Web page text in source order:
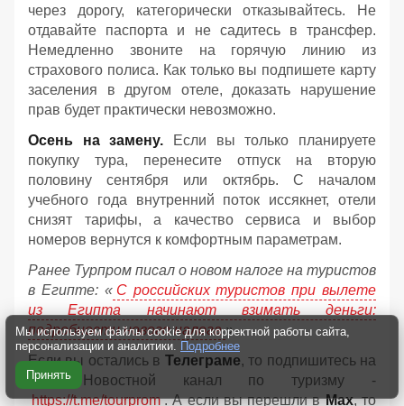
через дорогу, категорически отказывайтесь. Не
отдавайте паспорта и не садитесь в трансфер.
Немедленно звоните на горячую линию из
страхового полиса. Как только вы подпишете карту
заселения в другом отеле, доказать нарушение
прав будет практически невозможно.
Осень на замену. Если вы только планируете
покупку тура, перенесите отпуск на вторую
половину сентября или октябрь. С началом
учебного года внутренний поток иссякнет, отели
снизят тарифы, а качество сервиса и выбор
номеров вернутся к комфортным параметрам.
Ранее Турпром писал о новом налоге на туристов
в Египте:« С российских туристов при вылете
из Египта начинают взимать деньги:
подробности нового налога ».
Если вы остались в Телеграме, то подпишитесь на
наш Новостной канал по туризму -
https://t.me/tourprom . А если вы перешли вМах, то
Мы используем файлы cookie для корректной работы сайта,
персонализации и аналитики. Подробнее
Принять